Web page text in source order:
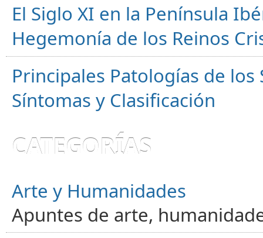
El Siglo XI en la Península
Hegemonía de los Reinos
Principales Patologías de
Síntomas y Clasificación
CATEGORÍAS
Arte y Humanidades
Apuntes de arte,